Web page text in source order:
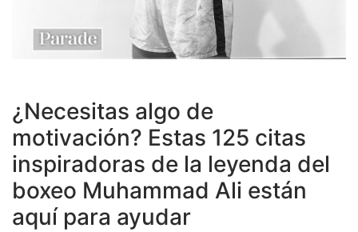
¿Necesitas algo de
motivación? Estas 125 citas
inspiradoras de la leyenda del
boxeo Muhammad Ali están
aquí para ayudar